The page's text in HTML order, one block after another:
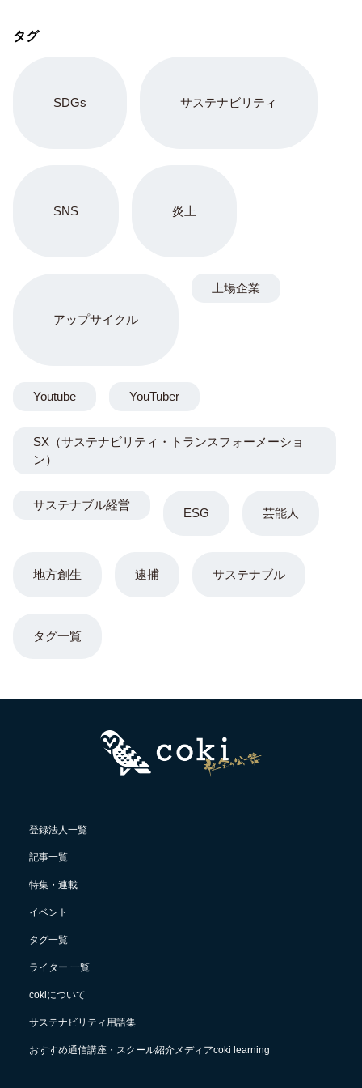
タグ
SDGs サステナビリティ
SNS 炎上
アップサイクル
ESG 芸能人
地方創生 逮捕 サステナブル
上場企業
Youtube YouTuber
SX（サステナビリティ・トランスフォーメーショ
ン）
サステナブル経営
タグ一覧
登録法人一覧
記事一覧
特集・連載
イベント
タグ一覧
ライター 一覧
cokiについて
サステナビリティ用語集
おすすめ通信講座・スクール紹介メディアcoki learning